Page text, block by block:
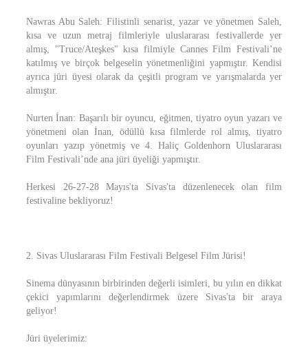
Nawras Abu Saleh: Filistinli senarist, yazar ve yönetmen Saleh,
kısa ve uzun metraj filmleriyle uluslararası festivallerde yer
almış, "Truce/Ateşkes" kısa filmiyle Cannes Film Festivali’ne
katılmış ve birçok belgeselin yönetmenliğini yapmıştır. Kendisi
ayrıca jüri üyesi olarak da çeşitli program ve yarışmalarda yer
almıştır.
Nurten İnan: Başarılı bir oyuncu, eğitmen, tiyatro oyun yazarı ve
yönetmeni olan İnan, ödüllü kısa filmlerde rol almış, tiyatro
oyunları yazıp yönetmiş ve 4. Haliç Goldenhorn Uluslararası
Film Festivali’nde ana jüri üyeliği yapmıştır.
Herkesi 26-27-28 Mayıs'ta Sivas'ta düzenlenecek olan film
festivaline bekliyoruz!
2. Sivas Uluslararası Film Festivali Belgesel Film Jürisi!
Sinema dünyasının birbirinden değerli isimleri, bu yılın en dikkat
çekici yapımlarını değerlendirmek üzere Sivas'ta bir araya
geliyor!
Jüri üyelerimiz: